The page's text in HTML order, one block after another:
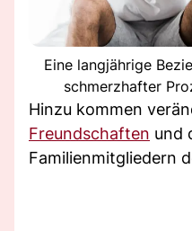
Eine langjährige
schmerzhafter
Hinzu kommen
Freundschaften und
Familienmitgliedern